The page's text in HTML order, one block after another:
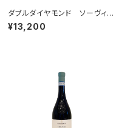
ダブルダイヤモンド ソーヴィニ
ヨン・ブラン ナパ・ヴァレー 2
024
¥13,200